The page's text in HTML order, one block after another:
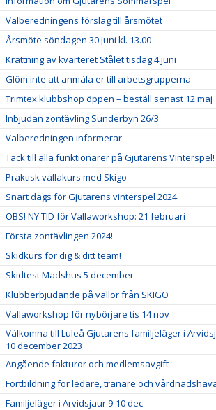
Valberedningens förslag till årsmötet
Årsmöte söndagen 30 juni kl. 13.00
Krattning av kvarteret Stålet tisdag 4 juni
Glöm inte att anmäla er till arbetsgrupperna
Trimtex klubbshop öppen – beställ senast 12 maj
Inbjudan zontävling Sunderbyn 26/3
Valberedningen informerar
Tack till alla funktionärer på Gjutarens Vinterspel!
Praktisk vallakurs med Skigo
Snart dags för Gjutarens vinterspel 2024
OBS! NY TID för Vallaworkshop: 21 februari
Första zontävlingen 2024!
Skidkurs för dig & ditt team!
Skidtest Madshus 5 december
Klubberbjudande på vallor från SKIGO
Vallaworkshop för nybörjare tis 14 nov
Välkomna till Luleå Gjutarens familjeläger i
10 december 2023
Angående fakturor och medlemsavgift
Fortbildning för ledare, tränare och
Familjeläger i Arvidsjaur 9-10 dec